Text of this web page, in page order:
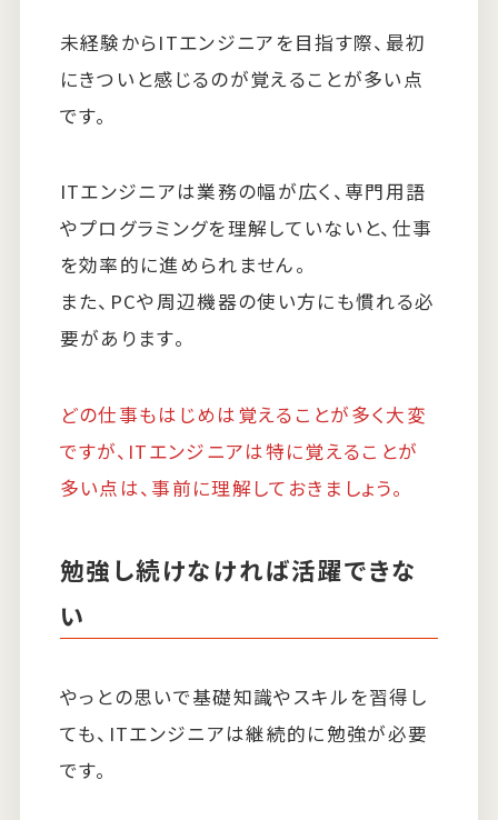
未経験からITエンジニアを目指す際、最初
にきついと感じるのが覚えることが多い点
です。
ITエンジニアは業務の幅が広く、専門用語
やプログラミングを理解していないと、仕事
を効率的に進められません。
また、PCや周辺機器の使い方にも慣れる必
要があります。
どの仕事もはじめは覚えることが多く大変
ですが、ITエンジニアは特に覚えることが
多い点は、事前に理解しておきましょう。
勉強し続けなければ活躍できな
い
やっとの思いで基礎知識やスキルを習得し
ても、ITエンジニアは継続的に勉強が必要
です。